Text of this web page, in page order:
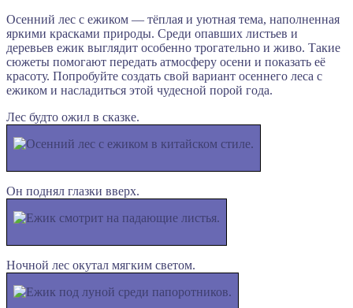
Осенний лес с ежиком — тёплая и уютная тема, наполненная
яркими красками природы. Среди опавших листьев и
деревьев ежик выглядит особенно трогательно и живо. Такие
сюжеты помогают передать атмосферу осени и показать её
красоту. Попробуйте создать свой вариант осеннего леса с
ежиком и насладиться этой чудесной порой года.
Лес будто ожил в сказке.
Он поднял глазки вверх.
Ночной лес окутал мягким светом.